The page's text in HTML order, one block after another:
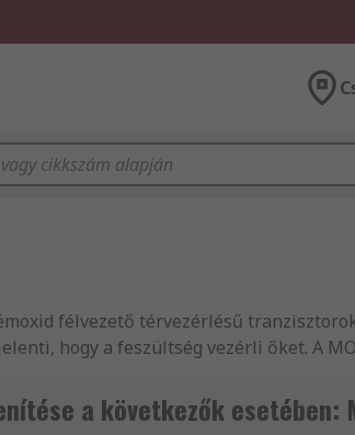
félvezető térvezérlésű
hogy a feszültség vezérli őket. A
áramkörök). A MOSFET-EK számos
a következők esetében: